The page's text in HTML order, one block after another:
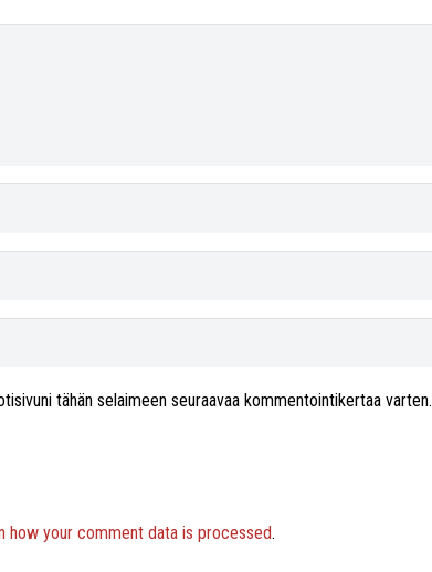
tähän selaimeen seuraavaa kommentointikertaa varten.
how your comment data is processed.